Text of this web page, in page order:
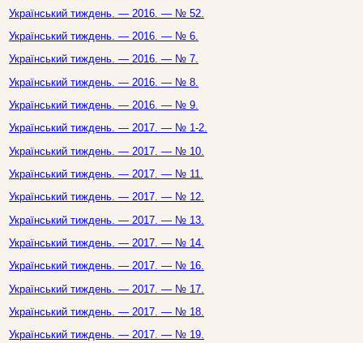
Український тиждень. — 2016. — № 52.
Український тиждень. — 2016. — № 6.
Український тиждень. — 2016. — № 7.
Український тиждень. — 2016. — № 8.
Український тиждень. — 2016. — № 9.
Український тиждень. — 2017. — № 1-2.
Український тиждень. — 2017. — № 10.
Український тиждень. — 2017. — № 11.
Український тиждень. — 2017. — № 12.
Український тиждень. — 2017. — № 13.
Український тиждень. — 2017. — № 14.
Український тиждень. — 2017. — № 16.
Український тиждень. — 2017. — № 17.
Український тиждень. — 2017. — № 18.
Український тиждень. — 2017. — № 19.